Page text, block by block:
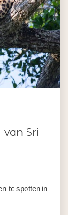
Sri
te spotten in